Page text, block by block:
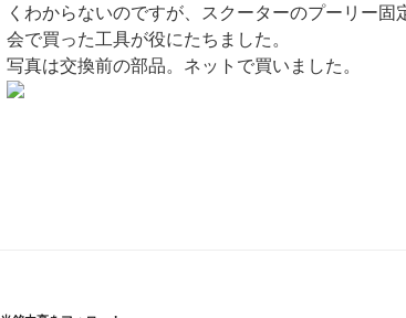
くわからないのですが、スクーターのプーリー固
会で買った工具が役にたちました。
写真は交換前の部品。ネットで買いました。